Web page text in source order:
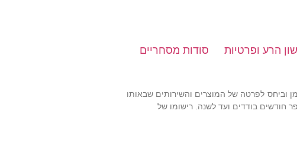
הרע ופרטיות סודות מסחריים
וביחס לפרטה של המוצרים והשירותים שבאותו
חודשים בודדים ועד לשנה. רישומו של